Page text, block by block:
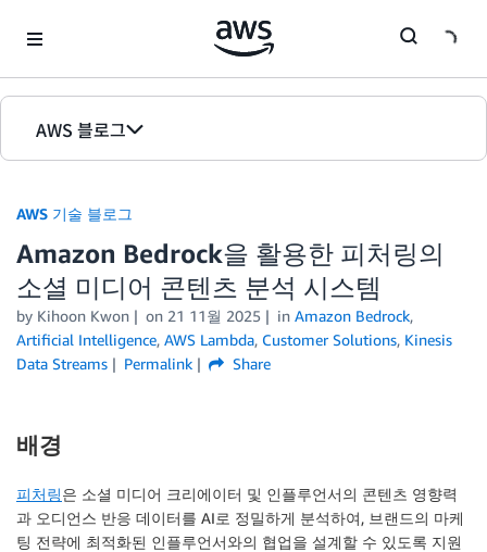
AWS 블로그
홈
에디션
AWS 기술 블로그
Amazon Bedrock을 활용한 피처링의
소셜 미디어 콘텐츠 분석 시스템
by Kihoon Kwon on 21 11월 2025 in Amazon Bedrock,
Artificial Intelligence, AWS Lambda, Customer Solutions, Kinesis
Data Streams
Permalink Share
배경
피처링은 소셜 미디어 크리에이터 및 인플루언서의 콘텐츠 영향력
과 오디언스 반응 데이터를 AI로 정밀하게 분석하여, 브랜드의 마케
팅 전략에 최적화된 인플루언서와의 협업을 설계할 수 있도록 지원